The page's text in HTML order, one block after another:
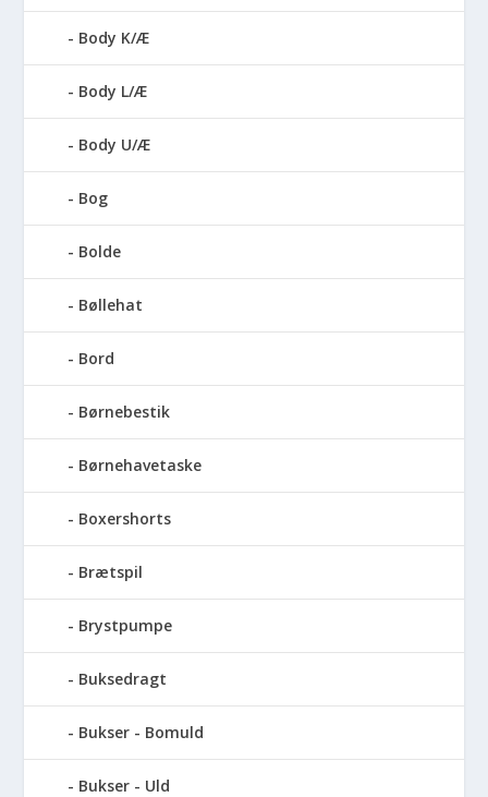
Body K/Æ
Body L/Æ
Body U/Æ
Bog
Bolde
Bøllehat
Bord
Børnebestik
Børnehavetaske
Boxershorts
Brætspil
Brystpumpe
Buksedragt
Bukser - Bomuld
Bukser - Uld